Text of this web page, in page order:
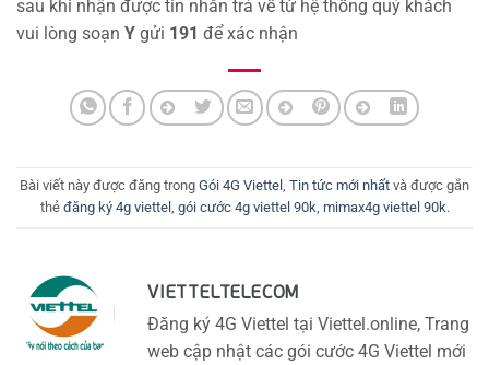
sau khi nhận được tin nhắn trả về từ hệ thống quý khách
vui lòng soạn Y gửi 191 để xác nhận
Bài viết này được đăng trong Gói 4G Viettel Tin tức mới nhất và được gắn
thẻ đăng ký 4g viettel gói cước 4g viettel 90k mimax4g viettel 90k.
VIETTELTELECOM
Đăng ký 4G Viettel tại Viettel.online, Trang
web cập nhật các gói cước 4G Viettel mới